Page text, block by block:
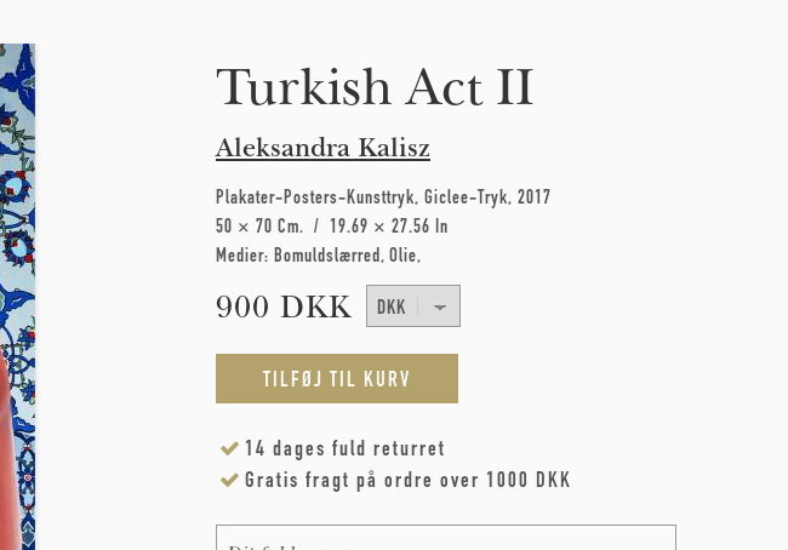
Turkish Act II
Aleksandra Kalisz
Plakater-Posters-Kunsttryk Giclee-Tryk 2017
50 × 70 Cm
19.69 × 27.56 In
Medier: Bomuldslærred Olie
900 DKK
14 dages fuld returret
Gratis fragt på ordre over 1000 DKK